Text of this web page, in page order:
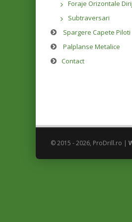
Foraje Orizontale
Subtraversari
Spargere Capete Piloti
Palplanse Metalice
Contact
© 2015 - 2026, ProDrill.ro |